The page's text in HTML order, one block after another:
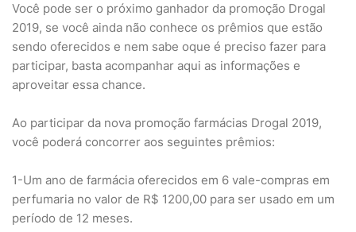
Você pode ser o próximo ganhador da promoção Drogal
2019, se você ainda não conhece os prêmios que estão
sendo oferecidos e nem sabe oque é preciso fazer para
participar, basta acompanhar aqui as informações e
aproveitar essa chance.
Ao participar da nova promoção farmácias Drogal 2019,
você poderá concorrer aos seguintes prêmios:
1-Um ano de farmácia oferecidos em 6 vale-compras em
perfumaria no valor de R$ 1200,00 para ser usado em um
período de 12 meses.